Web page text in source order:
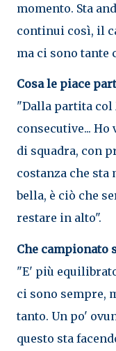
momento. Sta
continui così, il
ma ci sono tante
Cosa le piace
"Dalla partita
consecutive...
di squadra, con
costanza che
bella, è ciò che
restare in alto".
Che campionato
"E' più
ci sono sempre,
tanto. Un po'
questo sta